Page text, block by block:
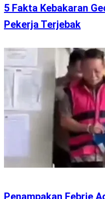
5 Fakta Kebakaran
Pekerja Terjebak
Penampakan Febrie